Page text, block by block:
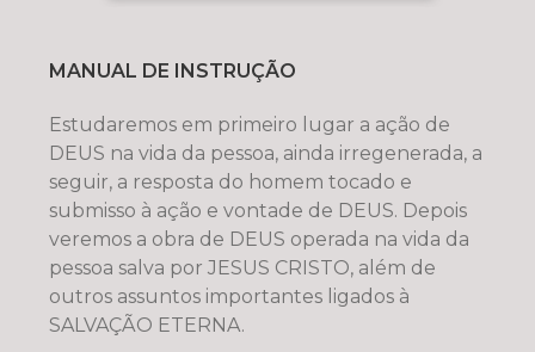
MANUAL DE INSTRUÇÃO
Estudaremos em primeiro lugar a ação de
DEUS na vida da pessoa, ainda irregenerada, a
seguir, a resposta do homem tocado e
submisso à ação e vontade de DEUS. Depois
veremos a obra de DEUS operada na vida da
pessoa salva por JESUS CRISTO, além de
outros assuntos importantes ligados à
SALVAÇÃO ETERNA.